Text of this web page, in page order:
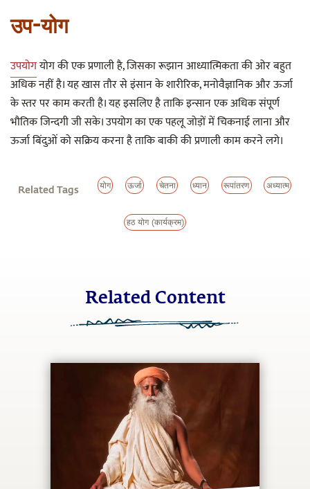
उप-योग
उपयोगयोग की एक प्रणाली है, जिसका रूझान आध्यात्मिकता की ओर बहुत
अधिक नहीं है। यह खास तौर से इंसान के शारीरिक, मनोवैज्ञानिक और ऊर्जा
के स्तर पर काम करती है। यह इसलिए है ताकि इन्सान एक अधिक संपूर्ण
भौतिक जिन्दगी जी सके। उपयोग का एक पहलू जोड़ों में चिकनाई लाना और
ऊर्जा बिंदुओं को सक्रिय करना है ताकि बाकी की प्रणाली काम करने लगे।
Related Tags योग ऊर्जा चेतना ध्यान रूपांतरण अध्यात्म
हठ योग (कार्यक्रम)
Related Content